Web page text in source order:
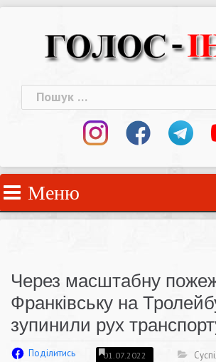
Пошук:
Меню
Через масштабну
Франківську на
зупинили рух
Поділитись 01.07.2022